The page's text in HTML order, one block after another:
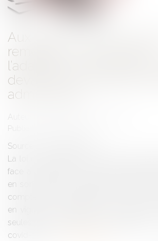
Aux grands maux les
remèdes : le covid-19 et
l’adaptation des règles
devant les juridictions de
administratif
Auteur : ROUHAUD Jean-François
Publié le :
Source :
La loi n° 2020-290 du 23 mars 2020
face à l'épidémie de covid-19 habilite
en son article 11, à prendre dans un
compter de sa publication, toute
en vigueur à compter du 12 mars
seules fins de limiter la propagation
covid-19 par...